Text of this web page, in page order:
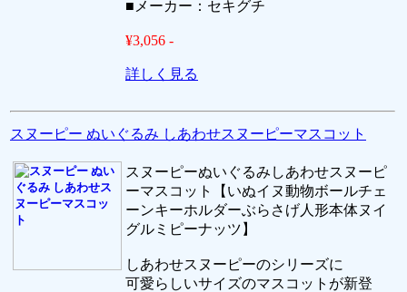
■メーカー：セキグチ
¥3,056 -
詳しく見る
スヌーピー ぬいぐるみ しあわせスヌーピーマスコット
スヌーピーぬいぐるみしあわせスヌーピ
ーマスコット【いぬイヌ動物ボールチェ
ーンキーホルダーぶらさげ人形本体ヌイ
グルミピーナッツ】
しあわせスヌーピーのシリーズに
可愛らしいサイズのマスコットが新登